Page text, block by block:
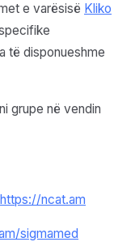
e varësisë Kliko
të disponueshme
grupe në vendin
https://ncat.am
sigmamed